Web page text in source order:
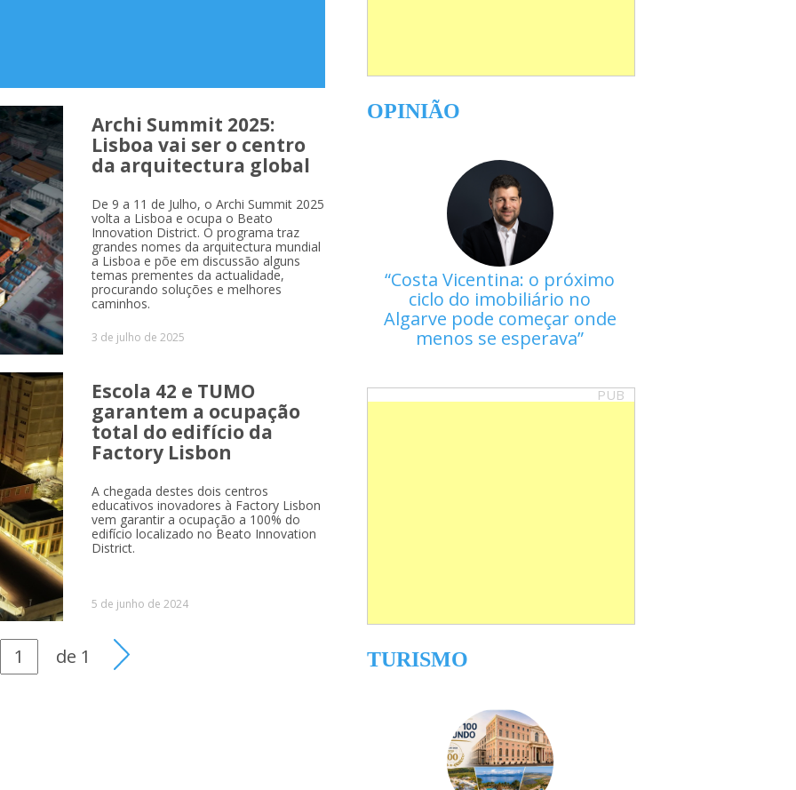
Archi Summit 2025:
Lisboa vai ser o centro
da arquitectura global
De 9 a 11 de Julho, o Archi Summit 2025
volta a Lisboa e ocupa o Beato
Innovation District. O programa traz
grandes nomes da arquitectura mundial
a Lisboa e põe em discussão alguns
temas prementes da actualidade,
procurando soluções e melhores
caminhos.
3 de julho de 2025
Escola 42 e TUMO
garantem a ocupação
total do edifício da
Factory Lisbon
A chegada destes dois centros
educativos inovadores à Factory Lisbon
vem garantir a ocupação a 100% do
edifício localizado no Beato Innovation
District.
5 de junho de 2024
de 1
OPINIÃO
Costa Vicentina: o próximo
ciclo do imobiliário no
Algarve pode começar onde
menos se esperava
PUB
TURISMO